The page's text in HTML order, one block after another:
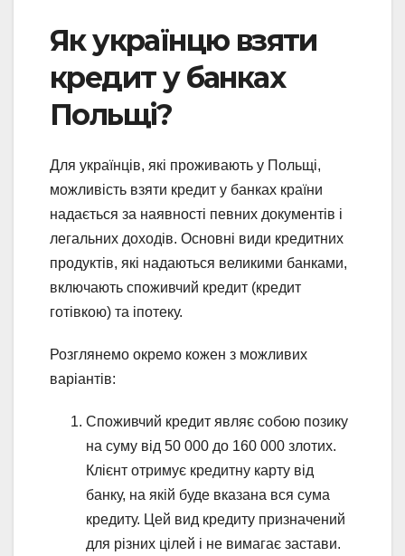
Як українцю взяти
кредит у банках
Польщі?
Для українців, які проживають у Польщі,
можливість взяти кредит у банках країни
надається за наявності певних документів і
легальних доходів. Основні види кредитних
продуктів, які надаються великими банками,
включають споживчий кредит (кредит
готівкою) та іпотеку.
Розглянемо окремо кожен з можливих
варіантів:
Споживчий кредит являє собою позику
на суму від 50 000 до 160 000 злотих.
Клієнт отримує кредитну карту від
банку, на якій буде вказана вся сума
кредиту. Цей вид кредиту призначений
для різних цілей і не вимагає застави.